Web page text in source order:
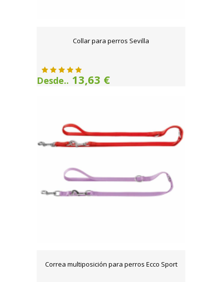
Collar para perros Sevilla
Desde.. 13,63 €
Correa multiposición para perros Ecco Sport